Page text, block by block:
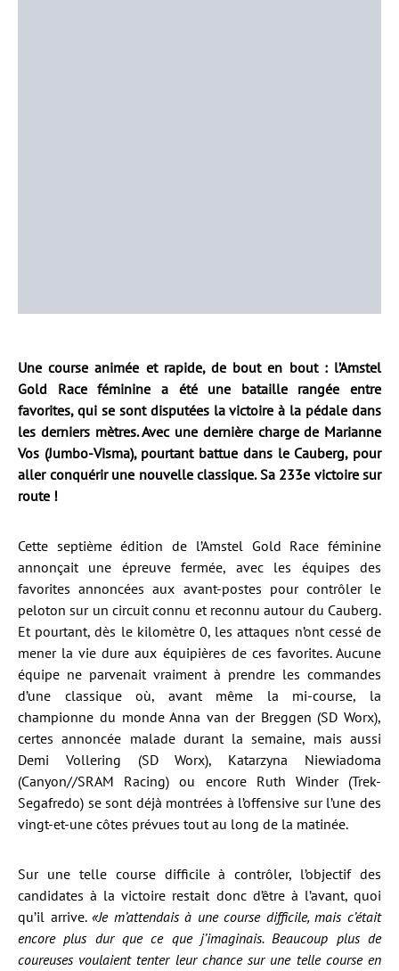
Une course animée et rapide, de bout en bout : l’Amstel
Gold Race féminine a été une bataille rangée entre
favorites, qui se sont disputées la victoire à la pédale dans
les derniers mètres. Avec une dernière charge de Marianne
Vos (Jumbo-Visma), pourtant battue dans le Cauberg, pour
aller conquérir une nouvelle classique. Sa 233e victoire sur
route !
Cette septième édition de l’Amstel Gold Race féminine
annonçait une épreuve fermée, avec les équipes des
favorites annoncées aux avant-postes pour contrôler le
peloton sur un circuit connu et reconnu autour du Cauberg.
Et pourtant, dès le kilomètre 0, les attaques n’ont cessé de
mener la vie dure aux équipières de ces favorites. Aucune
équipe ne parvenait vraiment à prendre les commandes
d’une classique où, avant même la mi-course, la
championne du monde Anna van der Breggen (SD Worx),
certes annoncée malade durant la semaine, mais aussi
Demi Vollering (SD Worx), Katarzyna Niewiadoma
(Canyon//SRAM Racing) ou encore Ruth Winder (Trek-
Segafredo) se sont déjà montrées à l’offensive sur l’une des
vingt-et-une côtes prévues tout au long de la matinée.
Sur une telle course difficile à contrôler, l’objectif des
candidates à la victoire restait donc d’être à l’avant, quoi
qu’il arrive.«Je m’attendais à une course difficile, mais c’était
encore plus dur que ce que j’imaginais. Beaucoup plus de
coureuses voulaient tenter leur chance sur une telle course en